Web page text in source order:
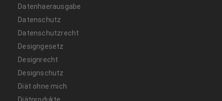
Datenhaerausgabe
Datenschutz
Datenschutzrecht
Designgesetz
Designrecht
Designschutz
Diät ohne mich
Diätprodukte